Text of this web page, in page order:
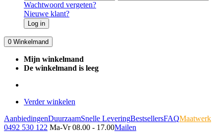
Wachtwoord vergeten?
Nieuwe klant?
Log in
0 Winkelmand
Mijn winkelmand
De winkelmand is leeg
Verder winkelen
AanbiedingenDuurzaamSnelle LeveringBestsellersFAQMaatwerk
0492 530 122 Ma-Vr 08.00 - 17.00Mailen